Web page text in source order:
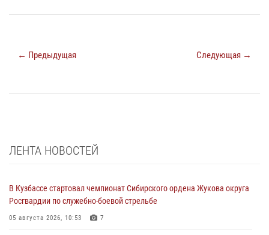
← Предыдущая Следующая →
ЛЕНТА НОВОСТЕЙ
В Кузбассе стартовал чемпионат Сибирского ордена Жукова округа
Росгвардии по служебно-боевой стрельбе
05 августа 2026, 10:53 7